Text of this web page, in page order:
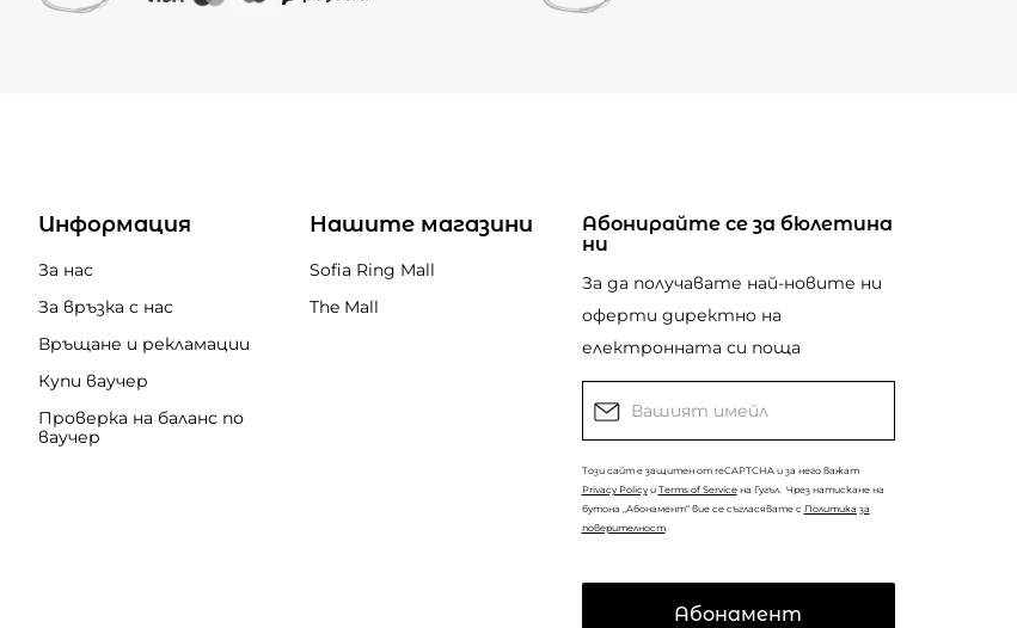
Информация
За нас
За връзка с нас
Връщане и рекламации
Купи ваучер
Проверка на баланс по
ваучер
Нашите магазини
Sofia Ring Mall
The Mall
Абонирайте се за бюлетина
ни
За да получавате най-новите ни
оферти директно на
електронната си поща
Този сайт е защитен от reCAPTCHA и за него важат
Privacy Policyи Terms of Serviceна Гугъл. Чрез натискане на
бутона „Абонамент“ вие се съгласявате с Политика за
поверителност.
Абонамент